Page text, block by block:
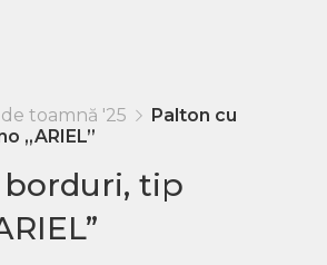
toamnă '25
Palton cu
„ARIEL”
borduri, tip